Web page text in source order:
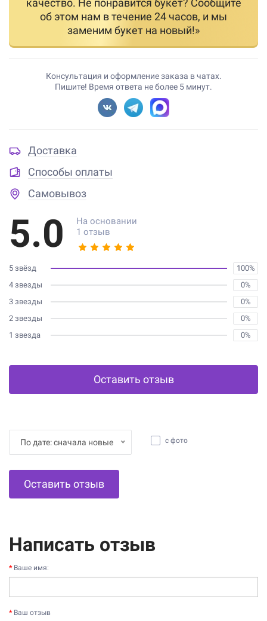
качество. Не понравится букет? Сообщите
об этом нам в течение 24 часов, и мы
заменим букет на новый!»
Консультация и оформление заказа в чатах.
Пишите! Время ответа не более 5 минут.
Доставка
Способы оплаты
Самовывоз
5.0
На основании
1 отзыв
5 звёзд
100%
4 звезды
0%
3 звезды
0%
2 звезды
0%
1 звезда
0%
Оставить отзыв
По дате: сначала новые с фото
Оставить отзыв
Написать отзыв
Ваше имя:
Ваш отзыв